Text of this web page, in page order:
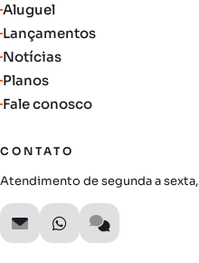
Aluguel
Lançamentos
Notícias
Planos
Fale conosco
CONTATO
Atendimento de segunda a sexta,